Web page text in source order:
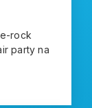
rock
party na